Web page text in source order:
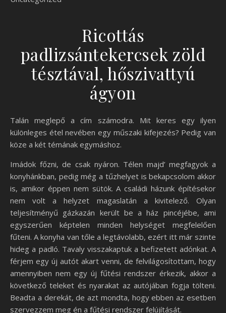
Ricottás
padlizsántekercsek zöld
tésztával, hőszivattyú
ágyon
Talán meglepő a cím számodra. Mit keres egy ilyen
különleges étel nevében egy műszaki kifejezés? Pedig van
köze a két témának egymáshoz.
Imádok főzni, de csak nyáron. Télen majd’ megfagyok a
konyhánkban, pedig még a tűzhelyet is bekapcsolom akkor
is, amikor éppen nem sütök. A családi házunk építésekor
nem volt a helyzet magaslatán a kivitelező. Olyan
teljesítményű gázkazán került be a ház pincéjébe, ami
egyszerűen képtelen minden helységet megfelelően
fűteni. A konyha van tőle a legtávolabb, ezért itt már szinte
hideg a padló. Tavaly visszakaptuk a befizetett adónkat. A
férjem egy új autót akart venni, de felvilágosítottam, hogy
amennyiben nem egy új fűtési rendszer érkezik, akkor a
következő teleket és nyarakat az autójában fogja tölteni.
Beadta a derekát, de azt mondta, hogy ebben az esetben
szervezzem meg én a fűtési rendszer felújítását.